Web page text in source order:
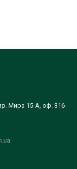
Мира 15-А, оф. 316